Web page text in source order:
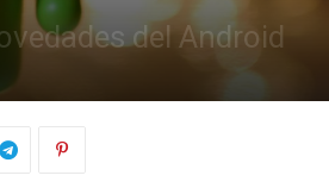
del Android